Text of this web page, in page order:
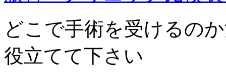
どこで手術を受けるの
役立てて下さい